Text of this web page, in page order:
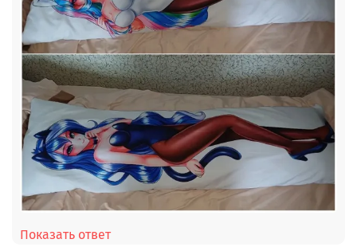
Показать ответ